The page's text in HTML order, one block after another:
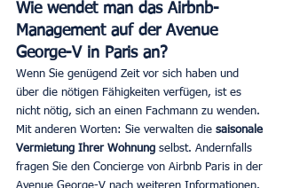
Wie wendet man das Airbnb-
Management auf der Avenue
George-V in Paris an?
Wenn Sie genügend Zeit vor sich haben und
über die nötigen Fähigkeiten verfügen, ist es
nicht nötig, sich an einen Fachmann zu wenden.
Mit anderen Worten: Sie verwalten die saisonale
Vermietung Ihrer Wohnung selbst. Andernfalls
fragen Sie den Concierge von Airbnb Paris in der